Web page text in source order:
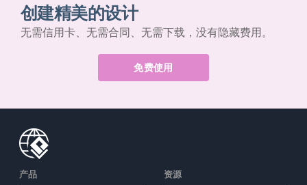
创建精美的设计
无需信用卡、无需合同、无需下载，没有隐藏费用。
免费使用
产品 资源